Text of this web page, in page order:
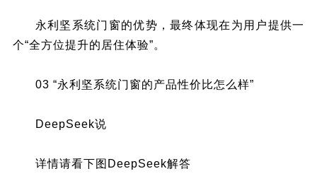
永利坚系统门窗的优势，最终体现在为用户提供一
个“全方位提升的居住体验”。
03 “永利坚系统门窗的产品性价比怎么样”
DeepSeek说
详情请看下图DeepSeek解答